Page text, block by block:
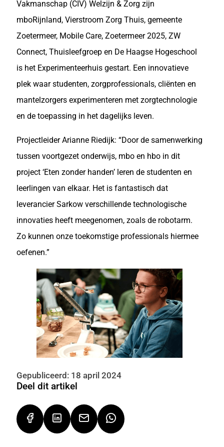
Vakmanschap (CIV) Welzijn & Zorg zijn
mboRijnland, Vierstroom Zorg Thuis, gemeente
Zoetermeer, Mobile Care, Zoetermeer 2025, ZW
Connect, Thuisleefgroep en De Haagse Hogeschool
is het Experimenteerhuis gestart. Een innovatieve
plek waar studenten, zorgprofessionals, cliënten en
mantelzorgers experimenteren met zorgtechnologie
en de toepassing in het dagelijks leven.
Projectleider Arianne Riedijk: “Door de samenwerking
tussen voortgezet onderwijs, mbo en hbo in dit
project ‘Eten zonder handen’ leren de studenten en
leerlingen van elkaar. Het is fantastisch dat
leverancier Sarkow verschillende technologische
innovaties heeft meegenomen, zoals de robotarm.
Zo kunnen onze toekomstige professionals hiermee
oefenen.”
Gepubliceerd: 18 april 2024
Deel dit artikel